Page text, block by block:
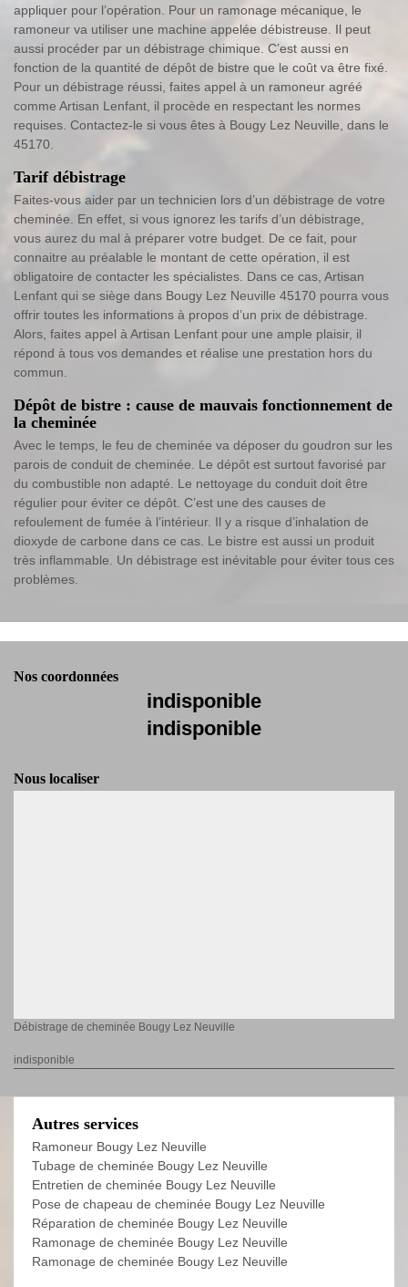
appliquer pour l’opération. Pour un ramonage mécanique, le
ramoneur va utiliser une machine appelée débistreuse. Il peut
aussi procéder par un débistrage chimique. C’est aussi en
fonction de la quantité de dépôt de bistre que le coût va être fixé.
Pour un débistrage réussi, faites appel à un ramoneur agréé
comme Artisan Lenfant, il procède en respectant les normes
requises. Contactez-le si vous êtes à Bougy Lez Neuville, dans le
45170.
Tarif débistrage
Faites-vous aider par un technicien lors d’un débistrage de votre
cheminée. En effet, si vous ignorez les tarifs d’un débistrage,
vous aurez du mal à préparer votre budget. De ce fait, pour
connaitre au préalable le montant de cette opération, il est
obligatoire de contacter les spécialistes. Dans ce cas, Artisan
Lenfant qui se siège dans Bougy Lez Neuville 45170 pourra vous
offrir toutes les informations à propos d’un prix de débistrage.
Alors, faites appel à Artisan Lenfant pour une ample plaisir, il
répond à tous vos demandes et réalise une prestation hors du
commun.
Dépôt de bistre : cause de mauvais fonctionnement de
la cheminée
Avec le temps, le feu de cheminée va déposer du goudron sur les
parois de conduit de cheminée. Le dépôt est surtout favorisé par
du combustible non adapté. Le nettoyage du conduit doit être
régulier pour éviter ce dépôt. C’est une des causes de
refoulement de fumée à l’intérieur. Il y a risque d’inhalation de
dioxyde de carbone dans ce cas. Le bistre est aussi un produit
très inflammable. Un débistrage est inévitable pour éviter tous ces
problèmes.
Nos coordonnées
indisponible
indisponible
Nous localiser
Débistrage de cheminée Bougy Lez Neuville
indisponible
Autres services
Ramoneur Bougy Lez Neuville
Tubage de cheminée Bougy Lez Neuville
Entretien de cheminée Bougy Lez Neuville
Pose de chapeau de cheminée Bougy Lez Neuville
Réparation de cheminée Bougy Lez Neuville
Ramonage de cheminée Bougy Lez Neuville
Ramonage de cheminée Bougy Lez Neuville